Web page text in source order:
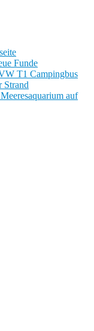
Funde
T1 Campingbus
Strand
auf